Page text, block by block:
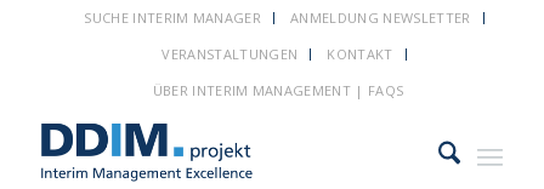
SUCHE INTERIM MANAGER
ANMELDUNG NEWSLETTER
VERANSTALTUNGEN
KONTAKT
ÜBER INTERIM MANAGEMENT | FAQS